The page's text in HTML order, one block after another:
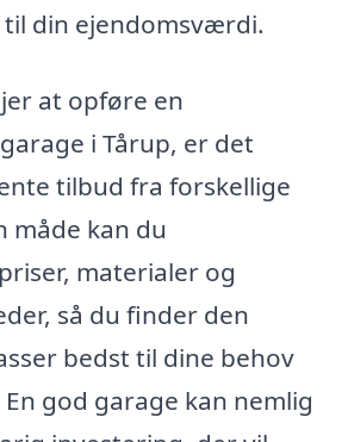
din ejendomsværdi.
at opføre en
i Tårup, er det
tilbud fra forskellige
måde kan du
materialer og
så du finder den
bedst til dine behov
god garage kan nemlig